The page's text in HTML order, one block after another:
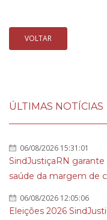
VOLTAR
ÚLTIMAS NOTÍCIAS
06/08/2026 15:31:01
SindJustiçaRN
saúde da margem de
06/08/2026 12:05:06
Eleições 2026